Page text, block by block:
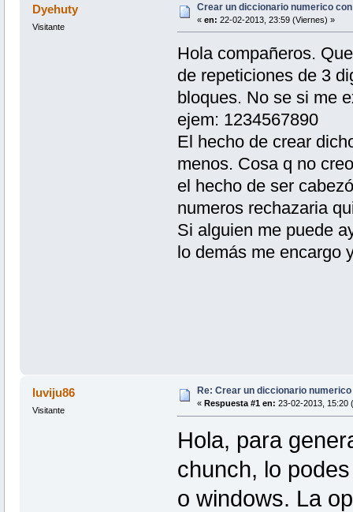
Dyehuty
Visitante
Crear un diccionario numerico
« en: 22-02-2013, 23:59 (Viernes) »
Hola compañeros.
de repeticiones de 3
bloques. No se si me
ejem: 1234567890
El hecho de crear
menos. Cosa q no
el hecho de ser
numeros rechazaria
Si alguien me puede
lo demás me encargo
luviju86
Visitante
Re: Crear un diccionario
« Respuesta #1 en: 23-02-2013, 15:20
Hola, para
chunch, lo
o windows. La